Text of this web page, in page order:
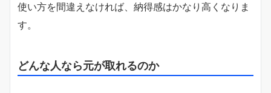
使い方を間違えなければ、納得感はかなり高くなりま
す。
どんな人なら元が取れるのか